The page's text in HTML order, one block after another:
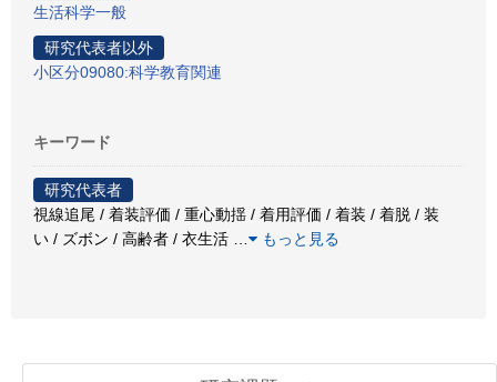
生活科学一般
研究代表者以外
小区分09080:科学教育関連
キーワード
研究代表者
視線追尾 / 着装評価 / 重心動揺 / 着用評価 / 着装 / 着脱 / 装
い / ズボン / 高齢者 / 衣生活
もっと見る